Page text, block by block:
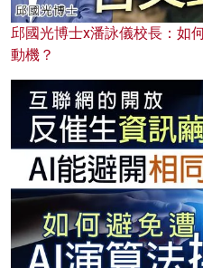
邱國光博士x潘詠儀校長：如
動機？